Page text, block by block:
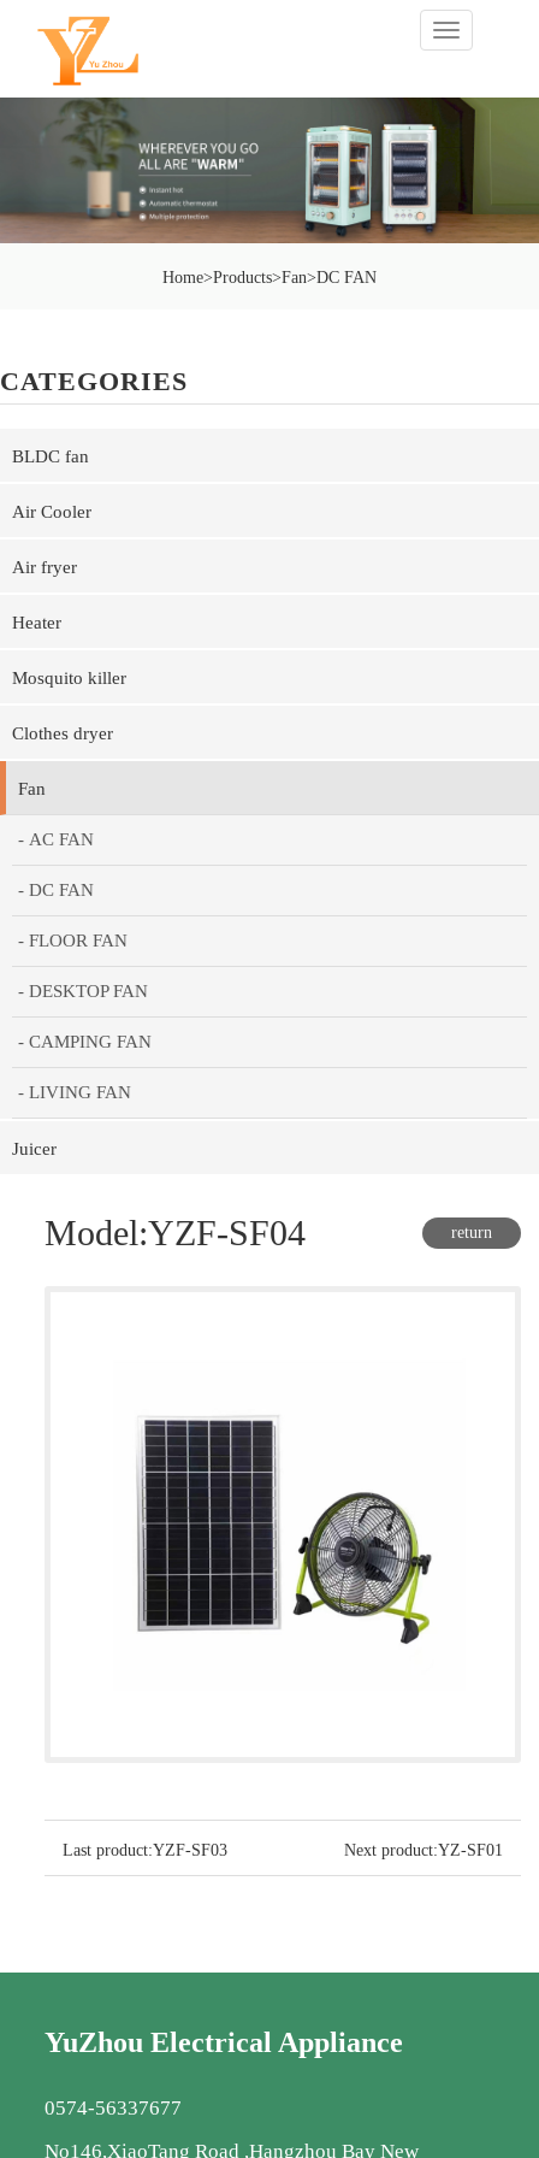
切
换
航
Home>Products>Fan>DC FAN
CATEGORIES
BLDC fan
Air Cooler
Air fryer
Heater
Mosquito killer
Clothes dryer
Fan
- AC FAN
- DC FAN
- FLOOR FAN
- DESKTOP FAN
- CAMPING FAN
- LIVING FAN
Juicer
return
Model:YZF-SF04
Last product:YZF-SF03 Next product:YZ-SF01
YuZhou Electrical Appliance
0574-56337677
No146,XiaoTang Road ,Hangzhou Bay New